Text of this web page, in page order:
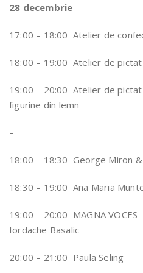
28 decembrie
17:00 – 18:00 Atelier de
18:00 – 19:00 Atelier de
19:00 – 20:00 Atelier de pictat
figurine din lemn
–
18:00 – 18:30 George Miron &
18:30 – 19:00 Ana Maria
19:00 – 20:00 MAGNA
Iordache Basalic
20:00 – 21:00 Paula Seling